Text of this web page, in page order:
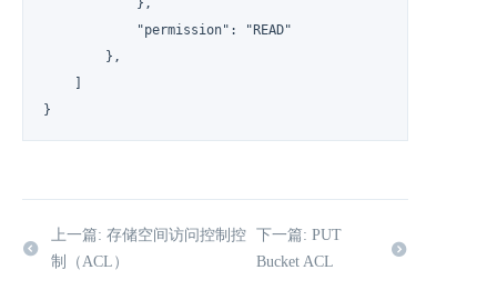
            "permission": "READ"
        },
    ]
}
上一篇: 存储空间访问控制控
制（ACL）
下一篇: PUT
Bucket ACL